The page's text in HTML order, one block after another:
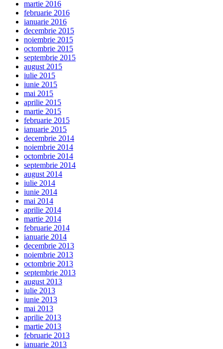
martie 2016
februarie 2016
ianuarie 2016
decembrie 2015
noiembrie 2015
octombrie 2015
septembrie 2015
august 2015
iulie 2015
iunie 2015
mai 2015
aprilie 2015
martie 2015
februarie 2015
ianuarie 2015
decembrie 2014
noiembrie 2014
octombrie 2014
septembrie 2014
august 2014
iulie 2014
iunie 2014
mai 2014
aprilie 2014
martie 2014
februarie 2014
ianuarie 2014
decembrie 2013
noiembrie 2013
octombrie 2013
septembrie 2013
august 2013
iulie 2013
iunie 2013
mai 2013
aprilie 2013
martie 2013
februarie 2013
ianuarie 2013